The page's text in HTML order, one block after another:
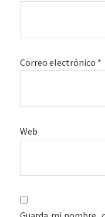
Correo electrónico *
Web